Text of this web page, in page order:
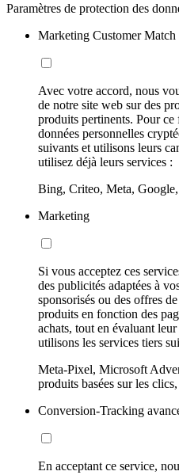
Paramètres de protection des
Marketing Customer Match
Avec votre accord, nous
de notre site web sur des
produits pertinents. Pour
données personnelles
suivants et utilisons leurs
utilisez déjà leurs services :
Bing, Criteo, Meta,
Marketing
Si vous acceptez ces
des publicités adaptées à
sponsorisés ou des offres
produits en fonction des
achats, tout en évaluant
utilisons les services tiers
Meta-Pixel, Microsoft
produits basées sur les
Conversion-Tracking
En acceptant ce service,